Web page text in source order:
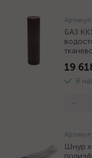
Артикул:
БАЗ
19
В
-
Артикул:
Шнур